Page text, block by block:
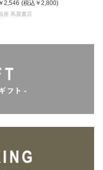
￥2,546 (税込 ￥2,800)
座 蔦屋書店